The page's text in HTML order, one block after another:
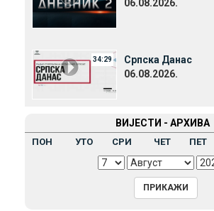
06.08.2026.
34:29
Српска Данас
06.08.2026.
ВИЈЕСТИ - АРХИВА
ПОН УТО СРИ ЧЕТ ПЕТ